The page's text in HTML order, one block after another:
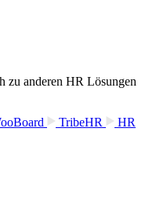
zu anderen HR Lösungen
TribeHR
HR